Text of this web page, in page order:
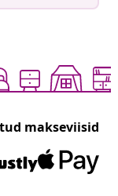
makseviisid